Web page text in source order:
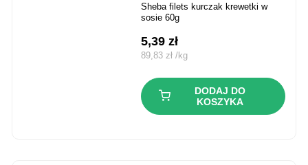
sheba filets kurczak krewetki w
sosie 60g
5,39zł
89,83 zł /kg
DODAJ DO
KOSZYKA